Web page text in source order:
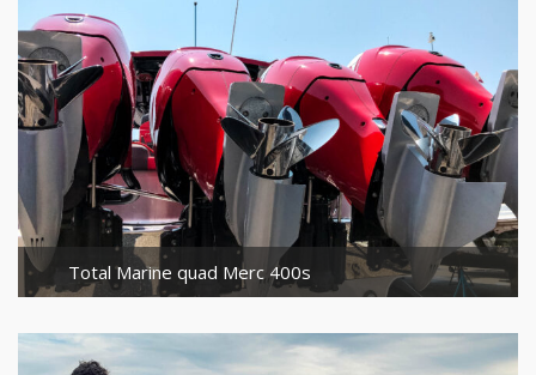
Total Marine quad Merc 400s